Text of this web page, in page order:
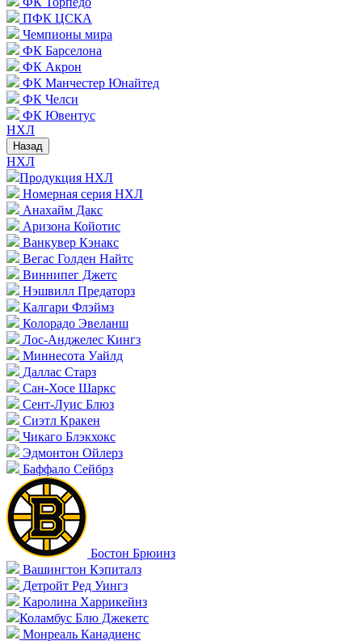
ПФК ЦСКА
Чемпионы мира
ФК Барселона
ФК Акрон
ФК Манчестер Юнайтед
ФК Челси
ФК Ювентус
НХЛ
Назад
НХЛ
Продукция НХЛ
Номерная серия НХЛ
Анахайм Дакс
Аризона Койотис
Ванкувер Кэнакс
Вегас Голден Найтс
Виннипег Джетс
Нэшвилл Предаторз
Калгари Флэймз
Колорадо Эвеланш
Лос-Анджелес Кингз
Миннесота Уайлд
Даллас Старз
Сан-Хосе Шаркс
Сент-Луис Блюз
Сиэтл Кракен
Чикаго Блэкхокс
Эдмонтон Ойлерз
Баффало Сейбрз
Бостон Брюинз
Вашингтон Кэпиталз
Детройт Ред Уингз
Каролина Харрикейнз
Коламбус Блю Джекетс
Монреаль Канадиенс